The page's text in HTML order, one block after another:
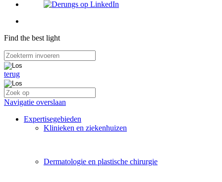
Find the best light
terug
Navigatie overslaan
Expertisegebieden
Klinieken en ziekenhuizen
Dermatologie en plastische chirurgie